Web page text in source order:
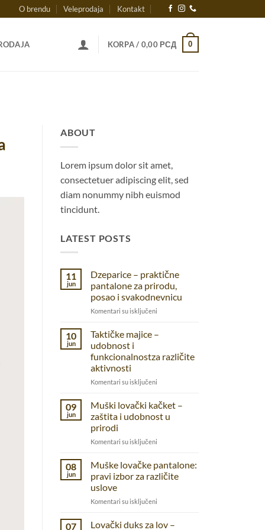
O brendu Veleprodaja Kontakt
KORPA / 0,00 РСД 0
ABOUT
Lorem ipsum dolor sit amet,
consectetuer adipiscing elit, sed
diam nonummy nibh euismod
tincidunt.
LATEST POSTS
11
jun
Dzeparice – praktične
pantalone za prirodu,
posao i svakodnevnicu
Komentari su isključeni
za
svakodnevnicu
10
jun
Taktičke majice –
udobnost i
funkcionalnostza različite
aktivnosti
Komentari su isključeni
majice
udobnost
aktivnosti
09
jun
Muški lovački kačket –
zaštita i udobnost u
prirodi
Komentari su isključeni
lovački
kačket
–
u
08
jun
Muške lovačke pantalone:
pravi izbor za različite
uslove
Komentari su isključeni
lovačke
07
Lovački duks za lov –